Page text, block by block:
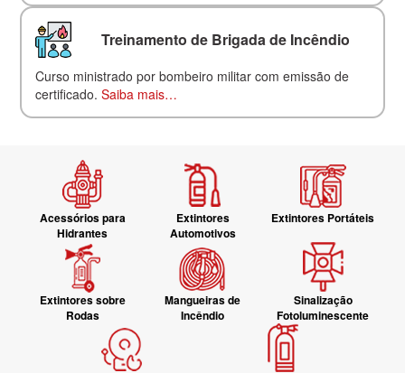
Treinamento de Brigada de Incêndio
Curso ministrado por bombeiro militar com emissão de
certificado.Saiba mais…
Acessórios para
Hidrantes
Extintores
Automotivos
Extintores Portáteis
Extintores sobre
Rodas
Mangueiras de
Incêndio
Sinalização
Fotoluminescente